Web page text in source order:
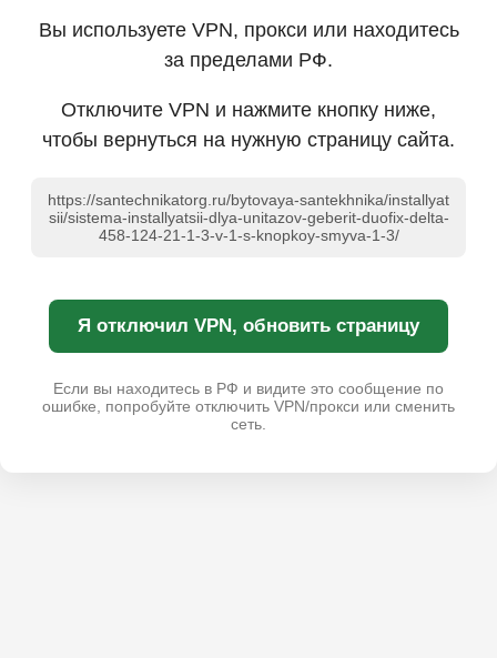
Вы используете VPN, прокси или находитесь
за пределами РФ.
Отключите VPN и нажмите кнопку ниже,
чтобы вернуться на нужную страницу сайта.
https://santechnikatorg.ru/bytovaya-santekhnika/installyat
sii/sistema-installyatsii-dlya-unitazov-geberit-duofix-delta-
458-124-21-1-3-v-1-s-knopkoy-smyva-1-3/
Я отключил VPN, обновить страницу
Если вы находитесь в РФ и видите это сообщение по
ошибке, попробуйте отключить VPN/прокси или сменить
сеть.